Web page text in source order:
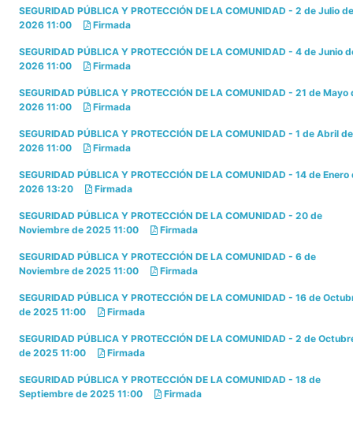
SEGURIDAD PÚBLICA Y PROTECCIÓN DE LA COMUNIDAD - 2 de Julio de
2026 11:00
Firmada
SEGURIDAD PÚBLICA Y PROTECCIÓN DE LA COMUNIDAD - 4 de Junio
2026 11:00
Firmada
SEGURIDAD PÚBLICA Y PROTECCIÓN DE LA COMUNIDAD - 21 de Mayo
2026 11:00
Firmada
SEGURIDAD PÚBLICA Y PROTECCIÓN DE LA COMUNIDAD - 1 de Abril de
2026 11:00
Firmada
SEGURIDAD PÚBLICA Y PROTECCIÓN DE LA COMUNIDAD - 14 de Enero
2026 13:20
Firmada
SEGURIDAD PÚBLICA Y PROTECCIÓN DE LA COMUNIDAD - 20 de
Noviembre de 2025 11:00
Firmada
SEGURIDAD PÚBLICA Y PROTECCIÓN DE LA COMUNIDAD - 6 de
Noviembre de 2025 11:00
Firmada
SEGURIDAD PÚBLICA Y PROTECCIÓN DE LA COMUNIDAD - 16 de
de 2025 11:00
Firmada
SEGURIDAD PÚBLICA Y PROTECCIÓN DE LA COMUNIDAD - 2 de
de 2025 11:00
Firmada
SEGURIDAD PÚBLICA Y PROTECCIÓN DE LA COMUNIDAD - 18 de
Septiembre de 2025 11:00
Firmada